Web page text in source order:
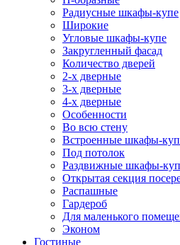
Радиусные шкафы-купе
Широкие
Угловые шкафы-купе
Закругленный фасад
Количество дверей
2-х дверные
3-х дверные
4-х дверные
Особенности
Во всю стену
Встроенные шкафы-
Под потолок
Раздвижные шкафы-
Открытая секция
Распашные
Гардероб
Для маленького
Эконом
Гостиные